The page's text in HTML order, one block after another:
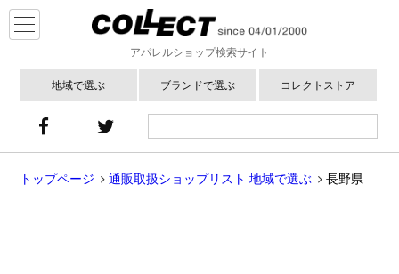
アパレルショップ検索サイト
地域で選ぶ ブランドで選ぶ コレクトストア
トップページ 通販取扱ショップリスト 地域で選ぶ 長野県